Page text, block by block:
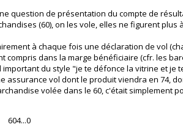
question de présentation du compte de
(60), on les vole, elles ne figurent
à chaque fois une déclaration de vol
compris dans la marge bénéficiaire (cfr. les
important du style "je te défonce la vitrine et
assurance vol dont le produit viendra en 74,
volée dans le 60, c'était simplement